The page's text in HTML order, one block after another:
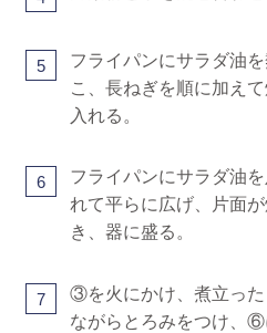
5
フライパンにサラダ油
こ、長ねぎを順に加え
入れる。
6
フライパンにサラダ油
れて平らに広げ、片面
き、器に盛る。
7
③を火にかけ、煮立っ
ながらとろみをつけ、